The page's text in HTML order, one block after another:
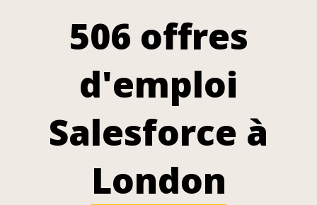
506 offres
d'emploi
Salesforce à
London